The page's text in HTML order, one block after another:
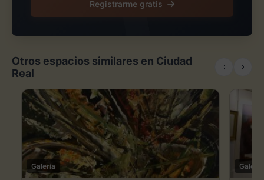
Registrarme gratis
Otros espacios similares en Ciudad
Real
Galería Galería